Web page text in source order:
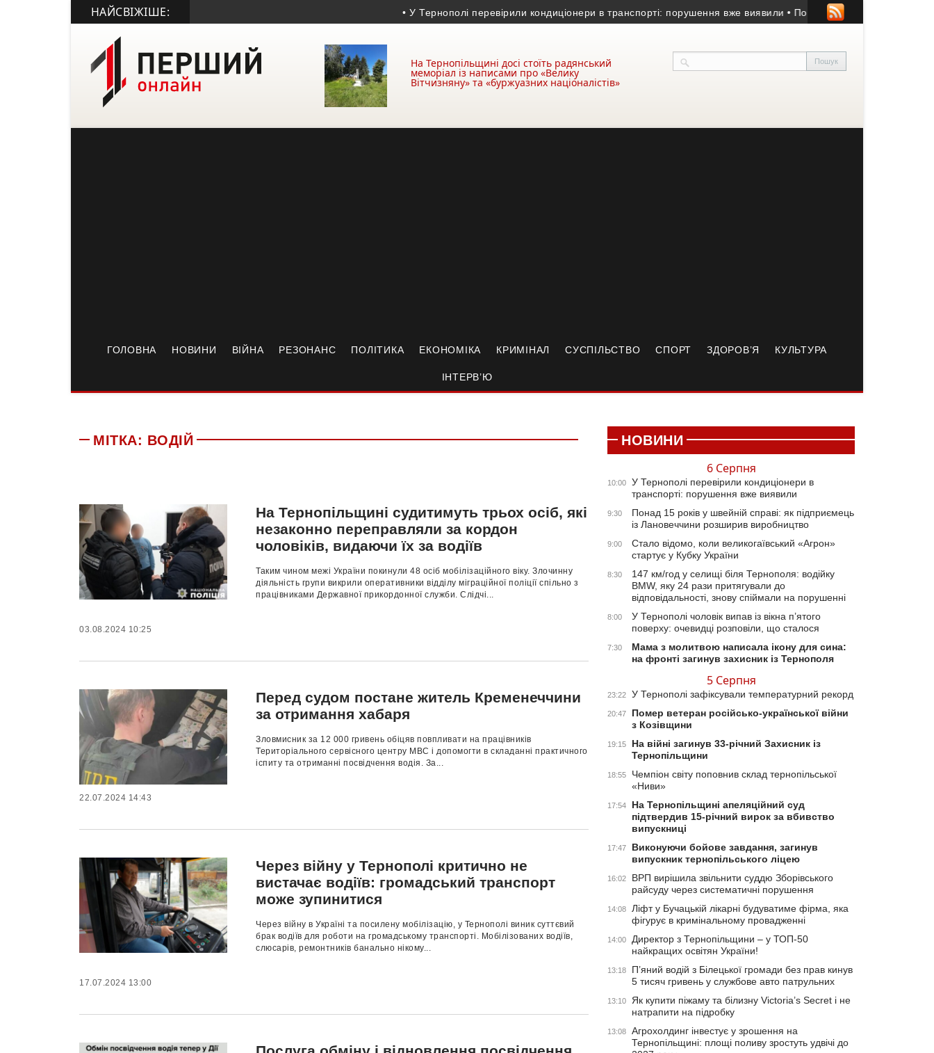
НАЙСВІЖІШЕ: • У Тернополі перевірили кондиціонери в транспорті: порушення вже виявили • Понад 15 років у швейній справі:
На Тернопільщині досі стоїть радянський
меморіал із написами про «Велику
Вітчизняну» та «буржуазних націоналістів»
ГОЛОВНА НОВИНИ ВІЙНА РЕЗОНАНС ПОЛІТИКА ЕКОНОМІКА КРИМІНАЛ СУСПІЛЬСТВО СПОРТ ЗДОРОВ’Я КУЛЬТУРА
ІНТЕРВ’Ю
МІТКА: ВОДІЙ
На Тернопільщині судитимуть трьох осіб, які
незаконно переправляли за кордон
чоловіків, видаючи їх за водіїв
Таким чином межі України покинули 48 осіб мобілізаційного віку. Злочинну
діяльність групи викрили оперативники відділу міграційної поліції спільно з
працівниками Державної прикордонної служби. Слідчі...
03.08.2024 10:25
Перед судом постане житель Кременеччини
за отримання хабаря
Зловмисник за 12 000 гривень обіцяв повпливати на працівників
Територіального сервісного центру МВС і допомогти в складанні практичного
іспиту та отриманні посвідчення водія. За...
22.07.2024 14:43
Через війну у Тернополі критично не
вистачає водіїв: громадський транспорт
може зупинитися
Через війну в Україні та посилену мобілізацію, у Тернополі виник суттєвий
брак водіїв для роботи на громадському транспорті. Мобілізованих водіїв,
слюсарів, ремонтників банально нікому...
17.07.2024 13:00
НОВИНИ
6 Серпня
10:00
У Тернополі перевірили кондиціонери в
транспорті: порушення вже виявили
9:30
Понад 15 років у швейній справі: як підприємець
із Лановеччини розширив виробництво
9:00
Стало відомо, коли великогаївський «Агрон»
стартує у Кубку України
8:30
147 км/год у селищі біля Тернополя: водійку
BMW, яку 24 рази притягували до
відповідальності, знову спіймали на порушенні
8:00
У Тернополі чоловік випав із вікна п’ятого
поверху: очевидці розповіли, що сталося
7:30
Мама з молитвою написала ікону для сина:
на фронті загинув захисник із Тернополя
5 Серпня
23:22 У Тернополі зафіксували температурний рекорд
20:47
Помер ветеран російсько-української війни
з Козівщини
19:15
На війні загинув 33-річний Захисник із
Тернопільщини
18:55
Чемпіон світу поповнив склад тернопільської
«Ниви»
17:54
На Тернопільщині апеляційний суд
підтвердив 15-річний вирок за вбивство
випускниці
17:47
Виконуючи бойове завдання, загинув
випускник тернопільського ліцею
16:02
ВРП вирішила звільнити суддю Зборівського
райсуду через систематичні порушення
14:08
Ліфт у Бучацькій лікарні будуватиме фірма, яка
фігурує в кримінальному провадженні
14:00
Директор з Тернопільщини – у ТОП-50
найкращих освітян України!
13:18
П’яний водій з Білецької громади без прав кинув
5 тисяч гривень у службове авто патрульних
13:10
Як купити піжаму та білизну Victoria’s Secret і не
натрапити на підробку
13:08
Агрохолдинг інвестує у зрошення на
Тернопільщині: площі поливу зростуть удвічі до